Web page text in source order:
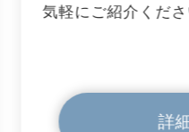
気軽にご紹介くださ
詳